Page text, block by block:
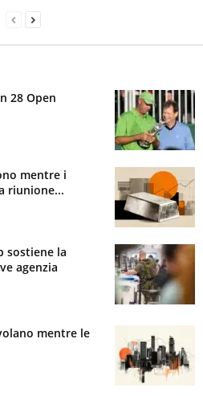
28 Open
mentre i
riunione...
sostiene la
agenzia
mentre le